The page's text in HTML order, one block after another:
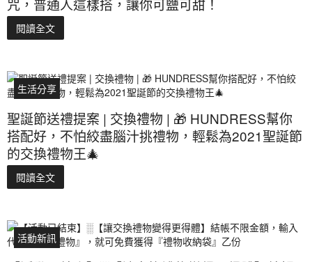
咒，普通人這樣搭，讓你可鹽可甜！
閱讀全文
生活分享
聖誕節送禮提案 | 交換禮物 | 🎁 HUNDRESS幫你
搭配好，不怕絞盡腦汁挑禮物，輕鬆為2021聖誕節
的交換禮物王🎄
閱讀全文
活動新訊